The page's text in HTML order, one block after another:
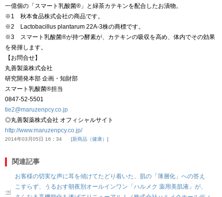
一億個の「スマート乳酸菌®」と緑茶カテキンを配合したお漬物。
※1 秋本食品株式会社の商品です。
※2 Lactobacillus plantarum 22A-3株の商標です。
※3 スマート乳酸菌®が持つ酵素が、カテキンの吸収を高め、体内でその効果
を発揮します。
【お問合せ】
丸善製薬株式会社
研究開発本部 企画・知財部
スマート乳酸菌®担当
0847-52-5501
tie2@maruzenpcy.co.jp
◎丸善製薬株式会社 オフィシャルサイト
http://www.maruzenpcy.co.jp/
2014年03月05日 16：34 新商品（健康）
関連記事
お客様の切実な声に耳を傾けてたどり着いた、肌の「薄層化」への答え
こすらず、うるおす朝夜別オールインワン「ハルメク 薬用美肌液」が、